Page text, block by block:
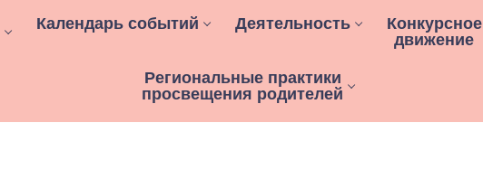
Календарь событий Деятельность
Конкурсное
движение
Региональные практики
просвещения родителей